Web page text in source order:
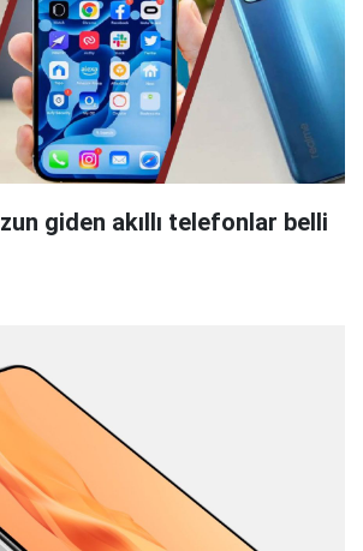
giden akıllı telefonlar belli